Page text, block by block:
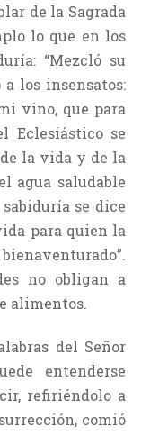
de la Sagrada
lo que en los
“Mezcló su
los insensatos:
vino, que para
Eclesiástico se
la vida y de la
agua saludable
se dice
para quien la
no obligan a
alimentos.
del Señor
entenderse
refiriéndolo a
comió